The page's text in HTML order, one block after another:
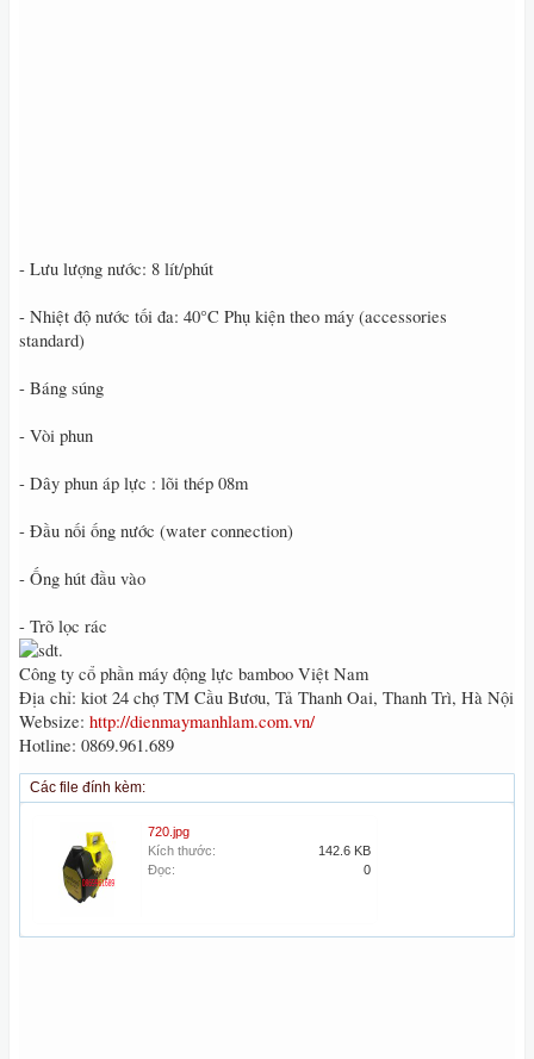
- Lưu lượng nước: 8 lít/phút
- Nhiệt độ nước tối đa: 40°C Phụ kiện theo máy (accessories
standard)
- Báng súng
- Vòi phun
- Dây phun áp lực : lõi thép 08m
- Đầu nối ống nước (water connection)
- Ống hút đầu vào
- Trõ lọc rác
Công ty cổ phần máy động lực bamboo Việt Nam
Địa chỉ: kiot 24 chợ TM Cầu Bươu, Tả Thanh Oai, Thanh Trì, Hà Nội
Websize: http://dienmaymanhlam.com.vn/
Hotline: 0869.961.689
Các file đính kèm:
720.jpg
Kích thước:
142.6 KB
Đọc:
0